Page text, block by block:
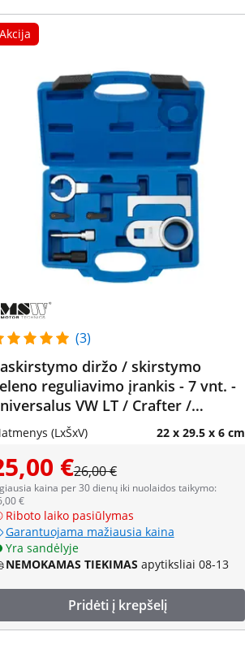
Akcija
(3)
diržo / skirstymo
reguliavimo įrankis - 7 vnt. -
VW LT / Crafter /
dyzeliniams varikliams
(LxŠxV) 22 x 29.5 x 6 cm
€26,00 €
kaina per 30 dienų iki nuolaidos taikymo:
€
Riboto laiko pasiūlymas
Garantuojama mažiausia kaina
Yra sandėlyje
NEMOKAMAS TIEKIMAS apytiksliai 08-13
Pridėti į krepšelį